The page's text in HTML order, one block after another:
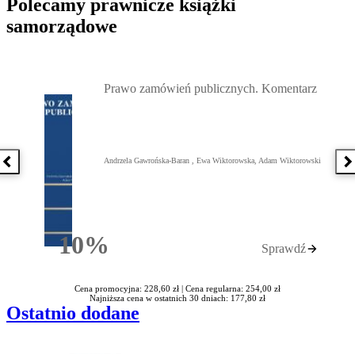
Polecamy prawnicze książki
samorządowe
Poprzednia książka
10%Rabatu
Prawo zamówień publicznych. Komentarz
Andrzela Gawrońska-Baran , Ewa Wiktorowska, Adam Wiktorowski
Sprawdź
Cena promocyjna: 228,60 zł | Cena regularna: 254,00 zł
Najniższa cena w ostatnich 30 dniach: 177,80 zł
Ostatnio dodane